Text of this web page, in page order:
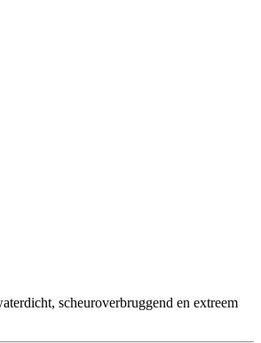
scheuroverbruggend en extreem